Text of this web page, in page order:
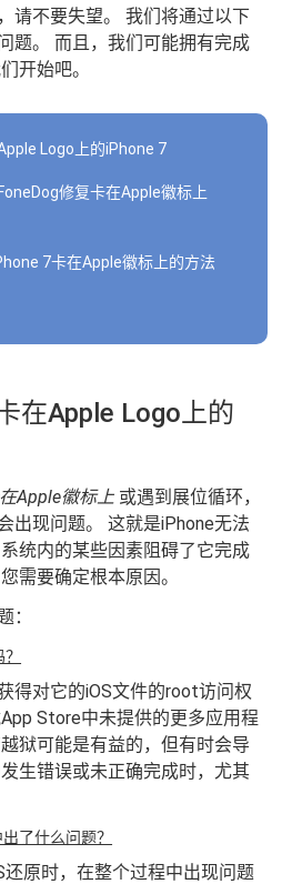
请不要失望。 我们将通过以下
题。 而且，我们可能拥有完成
开始吧。
Logo上的iPhone 7
修复卡在Apple徽标上
7卡在Apple徽标上的方法
在Apple Logo上的
Apple徽标上 或遇到展位循环，
出现问题。 这就是iPhone无法
统内的某些因素阻碍了它完成
需要确定根本原因。
：
得对它的iOS文件的root访问权
Store中未提供的更多应用程
狱可能是有益的，但有时会导
生错误或未正确完成时，尤其
了什么问题？
还原时，在整个过程中出现问题